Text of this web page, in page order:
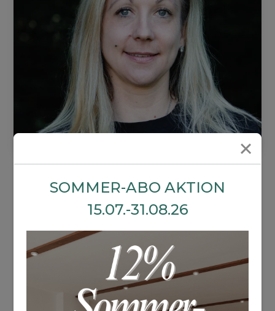
Laila begleitet dich dabei, mit Yoga Zeit für dich zu
schaffen – für mehr Balance, innere Stärke,
Lebensfreude und Selbstliebe in deinem Leben.
Im Januar 2023 hat Laila ihre RYT 200 Vinyasa
Yoga Ausbildung bei Anna und Kim (Hanuman
Yoga) abgeschlossen. Kurz darauf auch noch eine
Weiterbildung in Yoga Nidra bei Claudia Eva
Reinig, (Yoga Inspiration) und eine 50 Stunden Yin-
SOMMER-ABO AKTION
15.07.-31.08.26